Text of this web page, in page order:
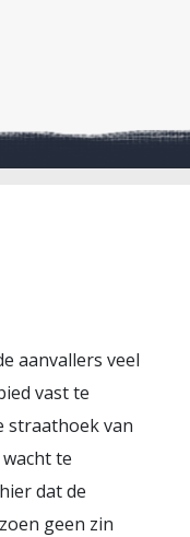
aanvallers veel
vast te
straathoek van
te
dat de
geen zin